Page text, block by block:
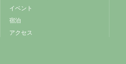
イベント
宿泊
アクセス